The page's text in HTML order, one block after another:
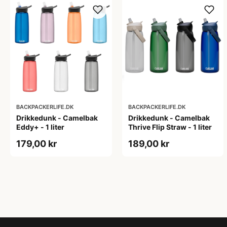
BACKPACKERLIFE.DK
Drikkedunk - Camelbak
Eddy+ - 1 liter
179,00 kr
BACKPACKERLIFE.DK
Drikkedunk - Camelbak
Thrive Flip Straw - 1 liter
189,00 kr